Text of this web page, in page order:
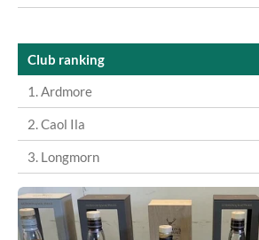
Club ranking
1. Ardmore
2. Caol Ila
3. Longmorn